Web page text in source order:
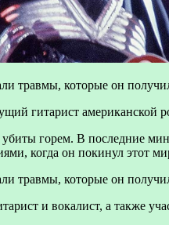
травмы, которые он
гитарист
горем. В последние
когда он покинул этот
травмы, которые он
и вокалист, а также